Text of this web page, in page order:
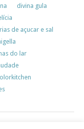
divina gula
de açucar e sal
do lar